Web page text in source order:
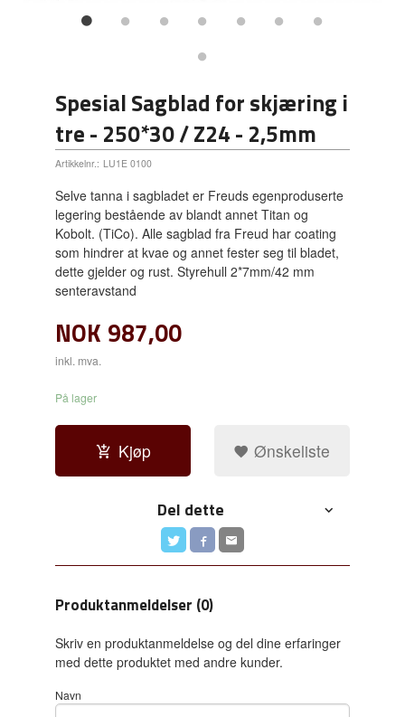
Spesial Sagblad for skjæring i
tre - 250*30 / Z24 - 2,5mm
Artikkelnr.: LU1E 0100
Selve tanna i sagbladet er Freuds egenproduserte
legering bestående av blandt annet Titan og
Kobolt. (TiCo). Alle sagblad fra Freud har coating
som hindrer at kvae og annet fester seg til bladet,
dette gjelder og rust. Styrehull 2*7mm/42 mm
senteravstand
NOK 987,00
inkl. mva.
På lager
Kjøp Ønskeliste
Del dette
Produktanmeldelser (0)
Skriv en produktanmeldelse og del dine erfaringer
med dette produktet med andre kunder.
Navn